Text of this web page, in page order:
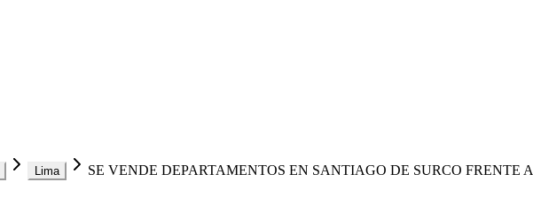
Lima
SE VENDE DEPARTAMENTOS EN SANTIAGO DE SURCO FRENTE